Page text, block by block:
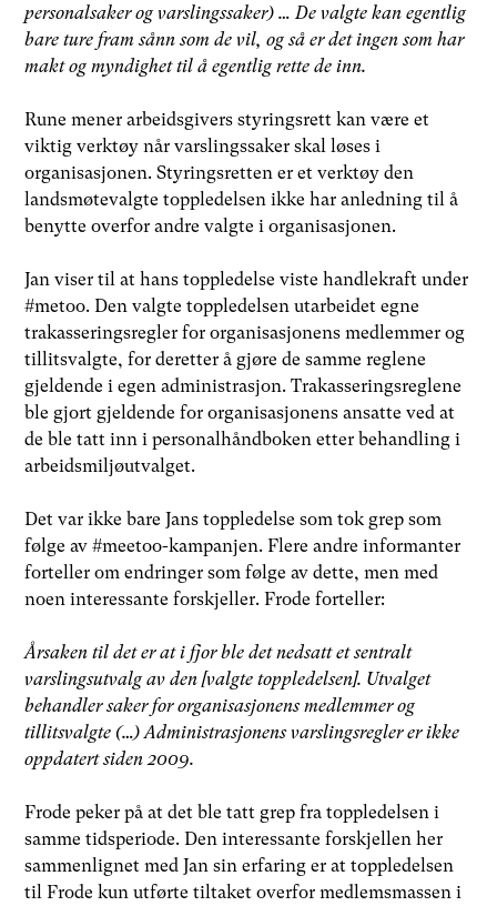
personalsaker og varslingssaker) … De valgte kan egentlig
bare ture fram sånn som de vil, og så er det ingen som har
makt og myndighet til å egentlig rette de inn.
Rune mener arbeidsgivers styringsrett kan være et
viktig verktøy når varslingssaker skal løses i
organisasjonen. Styringsretten er et verktøy den
landsmøtevalgte toppledelsen ikke har anledning til å
benytte overfor andre valgte i organisasjonen.
Jan viser til at hans toppledelse viste handlekraft under
#metoo. Den valgte toppledelsen utarbeidet egne
trakasseringsregler for organisasjonens medlemmer og
tillitsvalgte, for deretter å gjøre de samme reglene
gjeldende i egen administrasjon. Trakasseringsreglene
ble gjort gjeldende for organisasjonens ansatte ved at
de ble tatt inn i personalhåndboken etter behandling i
arbeidsmiljøutvalget.
Det var ikke bare Jans toppledelse som tok grep som
følge av #meetoo-kampanjen. Flere andre informanter
forteller om endringer som følge av dette, men med
noen interessante forskjeller. Frode forteller:
Årsaken til det er at i fjor ble det nedsatt et sentralt
varslingsutvalg av den [valgte toppledelsen]. Utvalget
behandler saker for organisasjonens medlemmer og
tillitsvalgte (…) Administrasjonens varslingsregler er ikke
oppdatert siden 2009.
Frode peker på at det ble tatt grep fra toppledelsen i
samme tidsperiode. Den interessante forskjellen her
sammenlignet med Jan sin erfaring er at toppledelsen
til Frode kun utførte tiltaket overfor medlemsmassen i